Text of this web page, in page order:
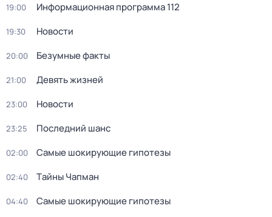
19:00 Информационная программа 112
19:30 Новости
20:00 Безумные факты
21:00 Девять жизней
23:00 Новости
23:25 Последний шанс
02:00 Самые шoкиpующие гипотезы
02:40 Тaйны Чапман
04:40 Самые шoкиpующие гипотезы